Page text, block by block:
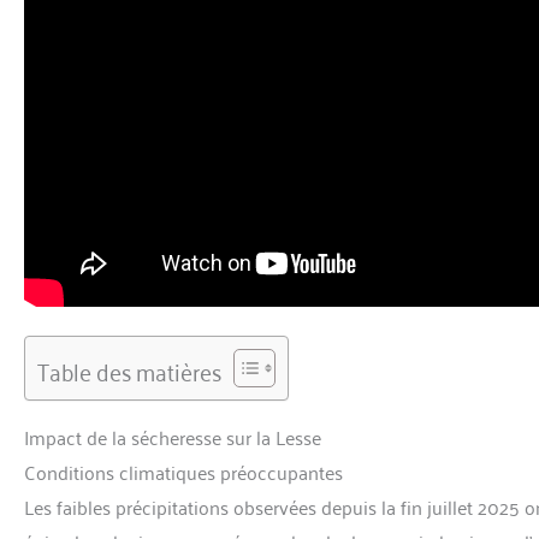
Table des matières
Impact de la sécheresse sur la Lesse
Conditions climatiques préoccupantes
Les faibles précipitations observées depuis la fin juillet 2025